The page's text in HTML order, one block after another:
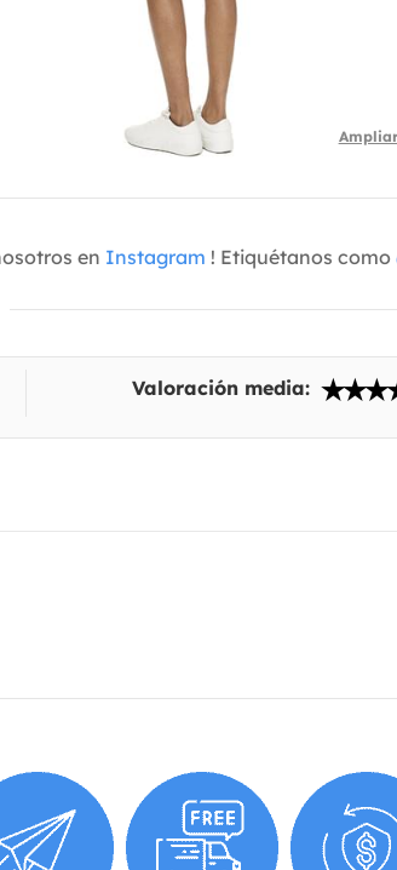
Ampliar
en Instagram ! Etiquétanos como
Valoración media: